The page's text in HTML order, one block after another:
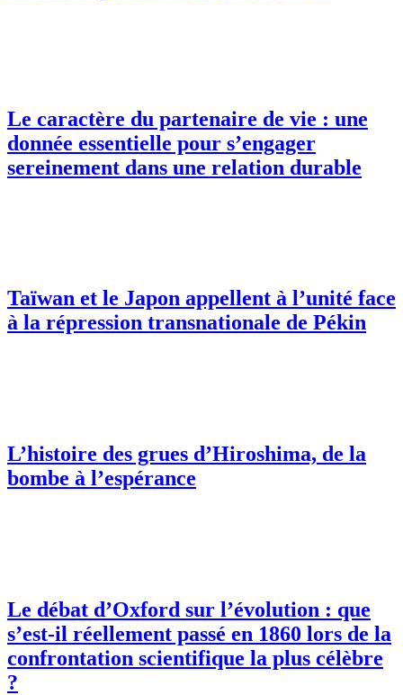
Le caractère du partenaire de vie : une
donnée essentielle pour s’engager
sereinement dans une relation durable
Taïwan et le Japon appellent à l’unité face
à la répression transnationale de Pékin
L’histoire des grues d’Hiroshima, de la
bombe à l’espérance
Le débat d’Oxford sur l’évolution : que
s’est-il réellement passé en 1860 lors de la
confrontation scientifique la plus célèbre
?